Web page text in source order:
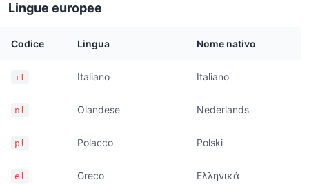
Lingue europee
Codice Lingua Nome nativo
it Italiano Italiano
nl Olandese Nederlands
pl Polacco Polski
el Greco Ελληνικά